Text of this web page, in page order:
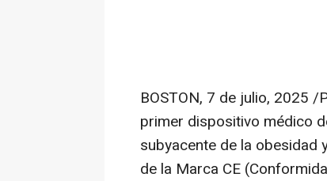
BOSTON, 7 de julio, 2025 /
primer dispositivo médico
subyacente de la obesidad
de la Marca CE